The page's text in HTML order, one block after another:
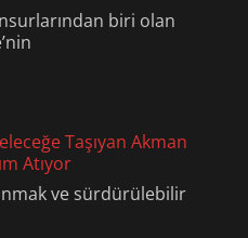
biri olan
Taşıyan Akman
Atıyor
ve sürdürülebilir